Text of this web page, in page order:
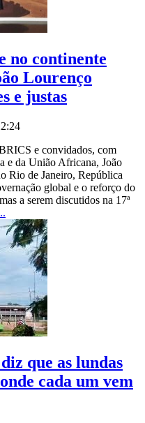
no continente
Lourenço
e justas
e convidados, com
e da União Africana, João
Rio de Janeiro, República
global e o reforço do
a serem discutidos na 17ª
que as lundas
cada um vem